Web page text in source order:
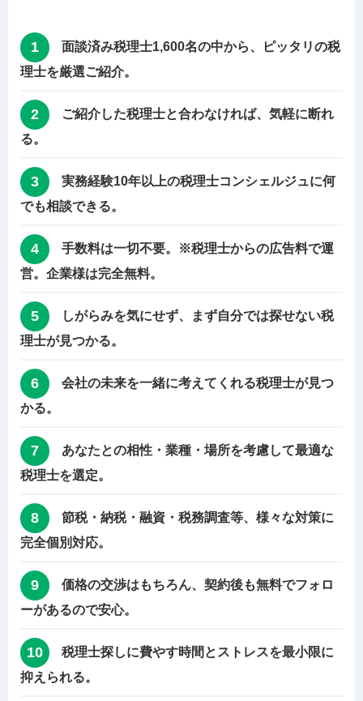
1
面談済み税理士1,600名の中から、ピッタリの税
理士を厳選ご紹介。
2
ご紹介した税理士と合わなければ、気軽に断れ
る。
3
実務経験10年以上の税理士コンシェルジュに何
でも相談できる。
4
手数料は一切不要。※税理士からの広告料で運
営。企業様は完全無料。
5
しがらみを気にせず、まず自分では探せない税
理士が見つかる。
6
会社の未来を一緒に考えてくれる税理士が見つ
かる。
7
あなたとの相性・業種・場所を考慮して最適な
税理士を選定。
8
節税・納税・融資・税務調査等、様々な対策に
完全個別対応。
9
価格の交渉はもちろん、契約後も無料でフォロ
ーがあるので安心。
10
税理士探しに費やす時間とストレスを最小限に
抑えられる。